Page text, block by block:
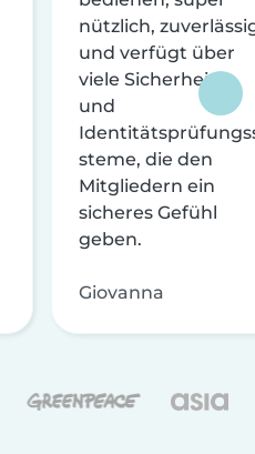
nützlich,
und verfügt über
viele Sicherheits-
und
steme, die den
Mitgliedern ein
sicheres Gefühl
geben.
Giovanna